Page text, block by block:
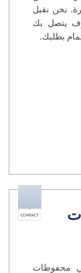
نحن نقبل
يتصل بك
بطلبك.
محفوظات